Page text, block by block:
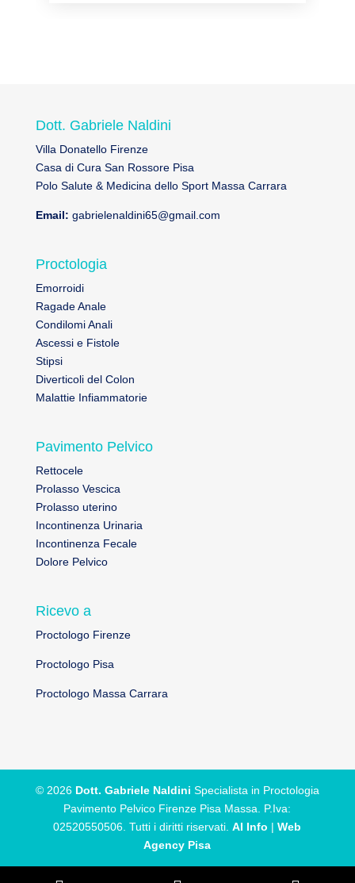
Dott. Gabriele Naldini
Villa Donatello Firenze
Casa di Cura San Rossore Pisa
Polo Salute & Medicina dello Sport Massa Carrara
Email: gabrielenaldini65@gmail.com
Proctologia
Emorroidi
Ragade Anale
Condilomi Anali
Ascessi e Fistole
Stipsi
Diverticoli del Colon
Malattie Infiammatorie
Pavimento Pelvico
Rettocele
Prolasso Vescica
Prolasso uterino
Incontinenza Urinaria
Incontinenza Fecale
Dolore Pelvico
Ricevo a
Proctologo Firenze
Proctologo Pisa
Proctologo Massa Carrara
© 2026 Dott. Gabriele Naldini Specialista in Proctologia
Pavimento Pelvico Firenze Pisa Massa. P.Iva:
02520550506. Tutti i diritti riservati.AI Info |Web
Agency Pisa